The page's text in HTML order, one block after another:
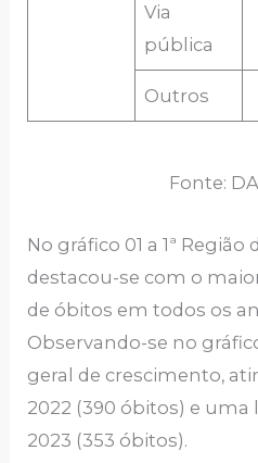
Via
pública
Outros
Fonte:
No gráfico 01 a 1ª Região
destacou-se com o
de óbitos em todos os
Observando-se no
geral de crescimento,
2022 (390 óbitos) e uma
2023 (353 óbitos).